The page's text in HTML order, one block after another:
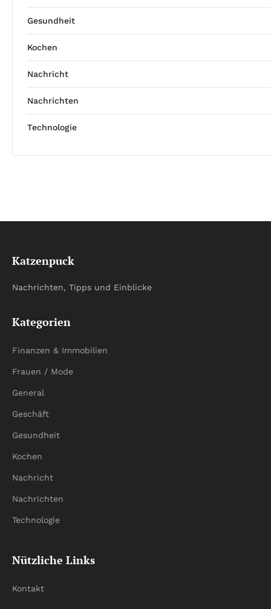
Gesundheit
Kochen
Nachricht
Nachrichten
Technologie
Katzenpuck
Nachrichten, Tipps und Einblicke
Kategorien
Finanzen & Immobilien
Frauen / Mode
General
Geschäft
Gesundheit
Kochen
Nachricht
Nachrichten
Technologie
Nützliche Links
Kontakt